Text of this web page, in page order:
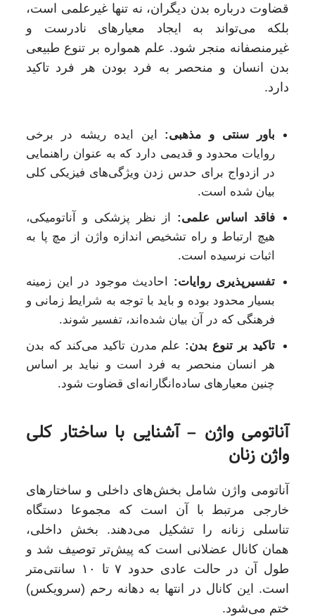
قضاوت درباره بدن دیگران، نه تنها غیرعلمی است،
بلکه می‌تواند به ایجاد معیارهای نادرست و
غیرمنصفانه منجر شود. علم همواره بر تنوع طبیعی
بدن انسان و منحصر به فرد بودن هر فرد تاکید
دارد.
باور سنتی و مذهبی: این ایده ریشه در برخی
روایات محدود و قدیمی دارد که به عنوان راهنمایی
در ازدواج برای حدس زدن ویژگی‌های فیزیکی کلی
بیان شده است.
فاقد اساس علمی: از نظر پزشکی و آناتومیکی،
هیچ ارتباط و راه تشخیص اندازه واژن از مچ پا به
اثبات نرسیده است.
تفسیرپذیری روایات: احادیث موجود در این زمینه
بسیار محدود بوده و باید با توجه به شرایط زمانی و
فرهنگی که در آن بیان شده‌اند، تفسیر شوند.
تاکید بر تنوع بدن: علم مدرن تاکید می‌کند که بدن
هر انسان منحصر به فرد است و نباید بر اساس
چنین معیارهای ساده‌انگارانه‌ای قضاوت شود.
آناتومی واژن – آشنایی با ساختار کلی
واژن زنان
آناتومی واژن شامل بخش‌های داخلی و ساختارهای
خارجی مرتبط با آن است که مجموعا دستگاه
تناسلی زنانه را تشکیل می‌دهند. بخش داخلی،
همان کانال عضلانی است که پیش‌تر توصیف شد و
طول آن در حالت عادی حدود ۷ تا ۱۰ سانتی‌متر
است. این کانال در انتها به دهانه رحم (سرویکس)
ختم می‌شود.